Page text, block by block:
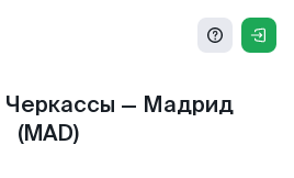
Черкассы — Мадрид
(MAD)